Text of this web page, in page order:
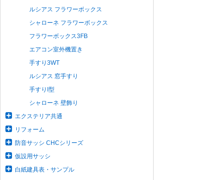
ルシアス フラワーボックス
シャローネ フラワーボックス
フラワーボックス3FB
エアコン室外機置き
手すり3WT
ルシアス 窓手すり
手すりI型
シャローネ 壁飾り
エクステリア共通
リフォーム
防音サッシ CHCシリーズ
仮設用サッシ
白紙建具表・サンプル